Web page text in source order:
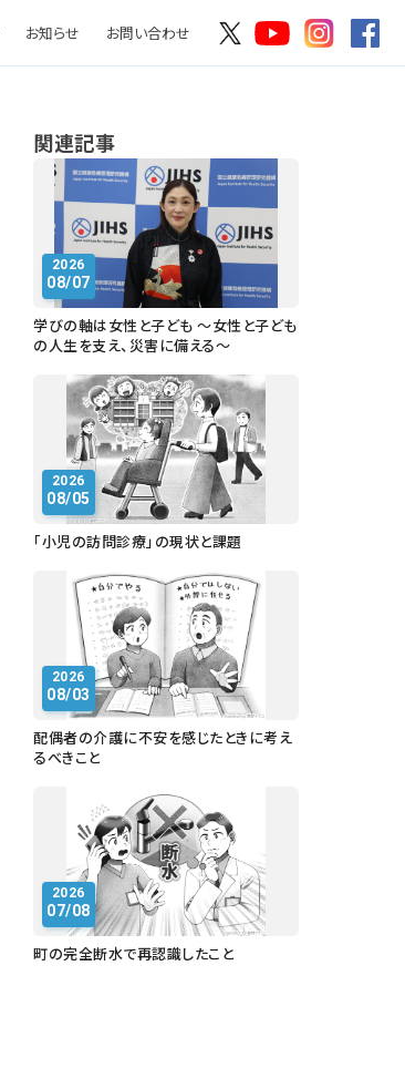
お知らせ お問い合わせ
関連記事
2026
08/07
学びの軸は女性と子ども ～女性と子ども
の人生を支え、災害に備える～
2026
08/05
「小児の訪問診療」の現状と課題
2026
08/03
配偶者の介護に不安を感じたときに考え
るべきこと
2026
07/08
町の完全断水で再認識したこと